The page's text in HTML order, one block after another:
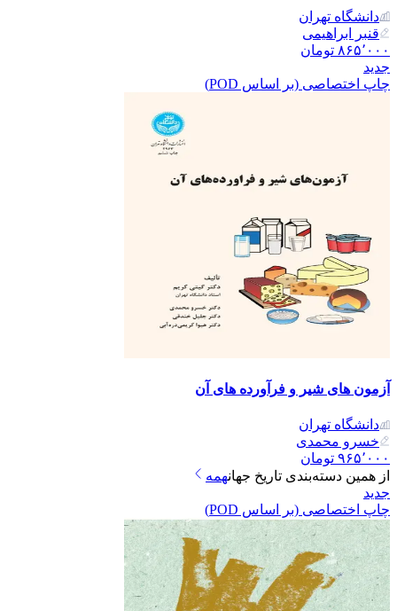
دانشگاه تهران
قنبر ابراهیمی
۸۶۵٬۰۰۰ تومان
جدید
چاپ اختصاصی (بر اساس POD)
آزمون های شیر و فرآورده های آن
دانشگاه تهران
خسرو محمدی
۹۶۵٬۰۰۰ تومان
از همین دسته‌بندی تاریخ جهانهمه
جدید
چاپ اختصاصی (بر اساس POD)